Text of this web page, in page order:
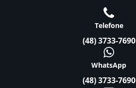
Telefone
(48) 3733-7690
WhatsApp
(48) 3733-7690